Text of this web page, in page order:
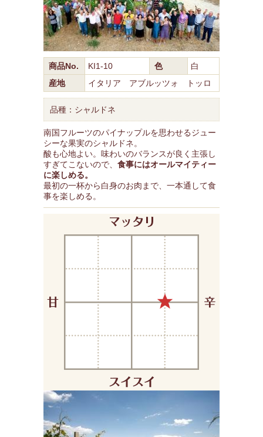
商品No. KI1-10 色
白
産地
イタリア アブルッツォ トッロ
品種：シャルドネ
南国フルーツのパイナップルを思わせるジュー
シーな果実のシャルドネ。
酸も心地よい。味わいのバランスが良く主張し
すぎてこないので、 食事にはオールマイティー
に楽しめる。
最初の一杯から白身のお肉まで、一本通して食
事を楽しめる。